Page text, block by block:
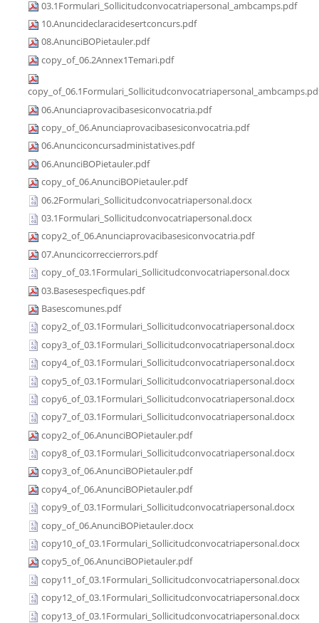
03.1Formulari_Sollicitudconvocatriapersonal_ambcamps.pdf
10.Anuncideclaracidesertconcurs.pdf
08.AnunciBOPietauler.pdf
copy_of_06.2Annex1Temari.pdf
06.Anunciaprovacibasesiconvocatria.pdf
copy_of_06.Anunciaprovacibasesiconvocatria.pdf
06.Anunciconcursadministatives.pdf
06.AnunciBOPietauler.pdf
copy_of_06.AnunciBOPietauler.pdf
06.2Formulari_Sollicitudconvocatriapersonal.docx
03.1Formulari_Sollicitudconvocatriapersonal.docx
copy2_of_06.Anunciaprovacibasesiconvocatria.pdf
07.Anuncicorreccierrors.pdf
copy_of_03.1Formulari_Sollicitudconvocatriapersonal.docx
03.Basesespecfiques.pdf
Basescomunes.pdf
copy2_of_03.1Formulari_Sollicitudconvocatriapersonal.docx
copy3_of_03.1Formulari_Sollicitudconvocatriapersonal.docx
copy4_of_03.1Formulari_Sollicitudconvocatriapersonal.docx
copy5_of_03.1Formulari_Sollicitudconvocatriapersonal.docx
copy6_of_03.1Formulari_Sollicitudconvocatriapersonal.docx
copy7_of_03.1Formulari_Sollicitudconvocatriapersonal.docx
copy2_of_06.AnunciBOPietauler.pdf
copy8_of_03.1Formulari_Sollicitudconvocatriapersonal.docx
copy3_of_06.AnunciBOPietauler.pdf
copy4_of_06.AnunciBOPietauler.pdf
copy9_of_03.1Formulari_Sollicitudconvocatriapersonal.docx
copy_of_06.AnunciBOPietauler.docx
copy10_of_03.1Formulari_Sollicitudconvocatriapersonal.docx
copy5_of_06.AnunciBOPietauler.pdf
copy11_of_03.1Formulari_Sollicitudconvocatriapersonal.docx
copy12_of_03.1Formulari_Sollicitudconvocatriapersonal.docx
copy13_of_03.1Formulari_Sollicitudconvocatriapersonal.docx